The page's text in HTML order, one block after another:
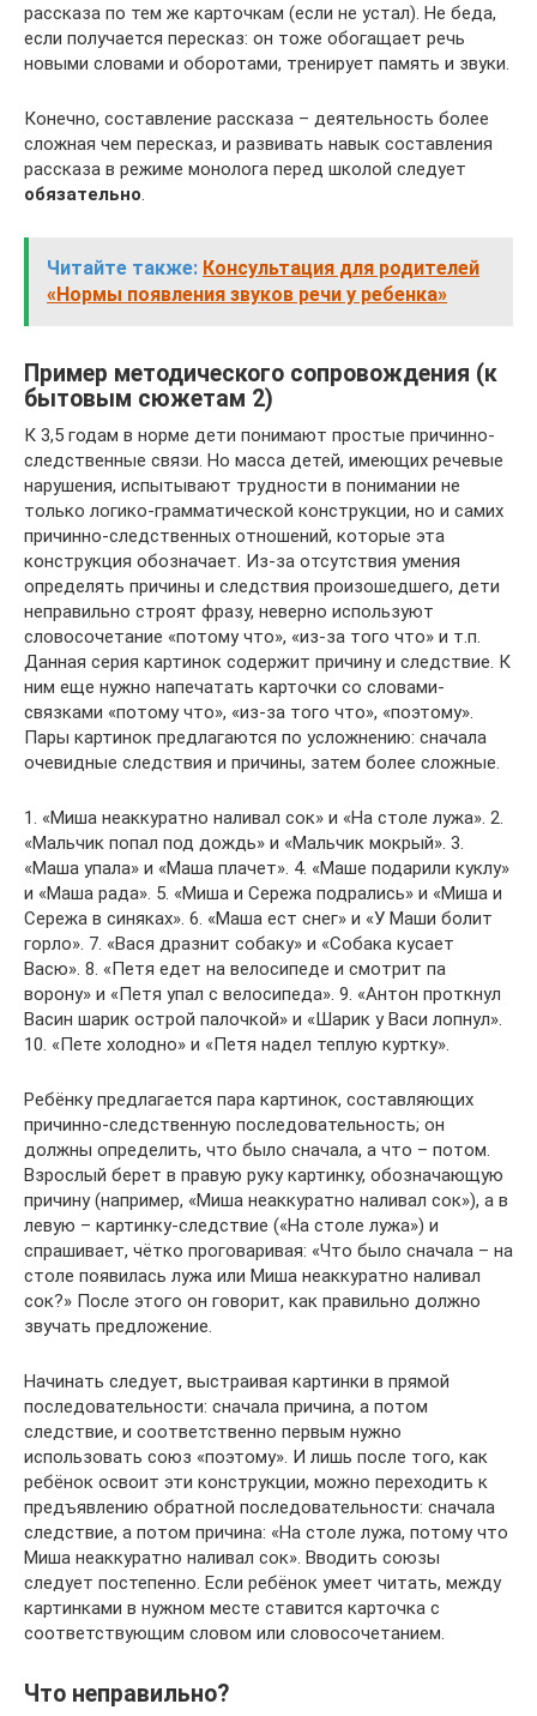
рассказа по тем же карточкам (если не устал). Не беда,
если получается пересказ: он тоже обогащает речь
новыми словами и оборотами, тренирует память и звуки.
Конечно, составление рассказа – деятельность более
сложная чем пересказ, и развивать навык составления
рассказа в режиме монолога перед школой следует
обязательно.
Читайте также: Консультация для родителей
«Нормы появления звуков речи у ребенка»
Пример методического сопровождения (к
бытовым сюжетам 2)
К 3,5 годам в норме дети понимают простые причинно-
следственные связи. Но масса детей, имеющих речевые
нарушения, испытывают трудности в понимании не
только логико-грамматической конструкции, но и самих
причинно-следственных отношений, которые эта
конструкция обозначает. Из-за отсутствия умения
определять причины и следствия произошедшего, дети
неправильно строят фразу, неверно используют
словосочетание «потому что», «из-за того что» и т.п.
Данная серия картинок содержит причину и следствие. К
ним еще нужно напечатать карточки со словами-
связками «потому что», «из-за того что», «поэтому».
Пары картинок предлагаются по усложнению: сначала
очевидные следствия и причины, затем более сложные.
1. «Миша неаккуратно наливал сок» и «На столе лужа». 2.
«Мальчик попал под дождь» и «Мальчик мокрый». 3.
«Маша упала» и «Маша плачет». 4. «Маше подарили куклу»
и «Маша рада». 5. «Миша и Сережа подрались» и «Миша и
Сережа в синяках». 6. «Маша ест снег» и «У Маши болит
горло». 7. «Вася дразнит собаку» и «Собака кусает
Васю». 8. «Петя едет на велосипеде и смотрит па
ворону» и «Петя упал с велосипеда». 9. «Антон проткнул
Васин шарик острой палочкой» и «Шарик у Васи лопнул».
10. «Пете холодно» и «Петя надел теплую куртку».
Ребёнку предлагается пара картинок, составляющих
причинно-следственную последовательность; он
должны определить, что было сначала, а что – потом.
Взрослый берет в правую руку картинку, обозначающую
причину (например, «Миша неаккуратно наливал сок»), а в
левую – картинку-следствие («На столе лужа») и
спрашивает, чётко проговаривая: «Что было сначала – на
столе появилась лужа или Миша неаккуратно наливал
сок?» После этого он говорит, как правильно должно
звучать предложение.
Начинать следует, выстраивая картинки в прямой
последовательности: сначала причина, а потом
следствие, и соответственно первым нужно
использовать союз «поэтому». И лишь после того, как
ребёнок освоит эти конструкции, можно переходить к
предъявлению обратной последовательности: сначала
следствие, а потом причина: «На столе лужа, потому что
Миша неаккуратно наливал сок». Вводить союзы
следует постепенно. Если ребёнок умеет читать, между
картинками в нужном месте ставится карточка с
соответствующим словом или словосочетанием.
Что неправильно?